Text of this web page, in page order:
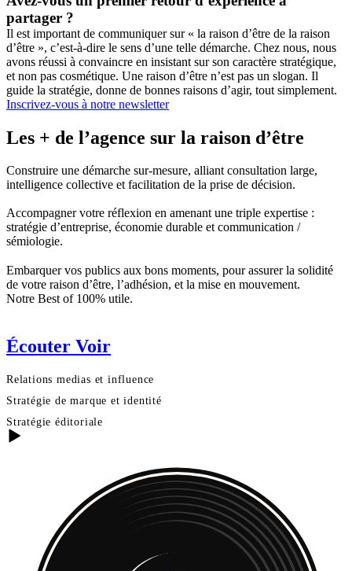
partager ?
Il est important de communiquer sur « la raison d’être de la raison
d’être », c’est-à-dire le sens d’une telle démarche. Chez nous, nous
avons réussi à convaincre en insistant sur son caractère stratégique,
et non pas cosmétique. Une raison d’être n’est pas un slogan. Il
guide la stratégie, donne de bonnes raisons d’agir, tout simplement.
Inscrivez-vous à notre newsletter
Les + de l’agence sur la raison d’être
Construire une démarche sur-mesure, alliant consultation large,
intelligence collective et facilitation de la prise de décision.
Accompagner votre réflexion en amenant une triple expertise :
stratégie d’entreprise, économie durable et communication /
sémiologie.
Embarquer vos publics aux bons moments, pour assurer la solidité
de votre raison d’être, l’adhésion, et la mise en mouvement.
Notre Best of 100% utile.
Écouter Voir
Relations medias et influence
Stratégie de marque et identité
Stratégie éditoriale